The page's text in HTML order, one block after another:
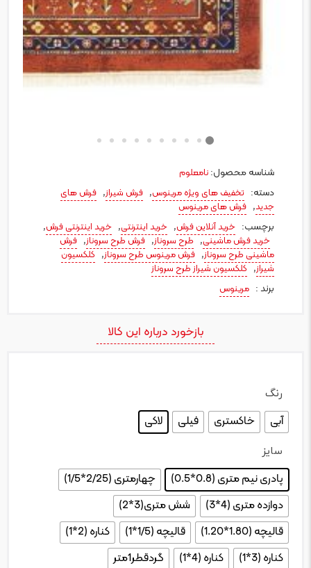
شناسه محصول: نامعلوم
دسته: تخفیف های ویژه مرینوس, فرش شیراز, فرش های
جدید, فرش های مرینوس
برچسب: خرید آنلاین فرش, خرید اینترنتی, خرید اینترنتی فرش,
خرید فرش ماشینی, طرح سروناز, فرش طرح سروناز, فرش
ماشینی طرح سروناز, فرش مرینوس طرح سروناز, کلکسیون
شیراز, کلکسیون شیراز طرح سروناز
برند : مرینوس
بازخورد درباره این کالا
رنگ
آبی خاکستری فیلی لاکی
سایز
پادری نیم متری (0.8*0.5)
چهارمتری (2/25*1/5)
دوازده متری (4*3)
شش متری(3*2)
قالیچه (1.80*1.20)
قالیچه (1/5*1)
کناره (2*1)
کناره (3*1)
کناره (4*1)
گردقطر1متر